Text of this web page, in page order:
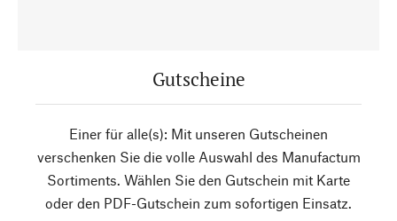
Gutscheine
Einer für alle(s): Mit unseren Gutscheinen
verschenken Sie die volle Auswahl des Manufactum
Sortiments. Wählen Sie den Gutschein mit Karte
oder den PDF-Gutschein zum sofortigen Einsatz.